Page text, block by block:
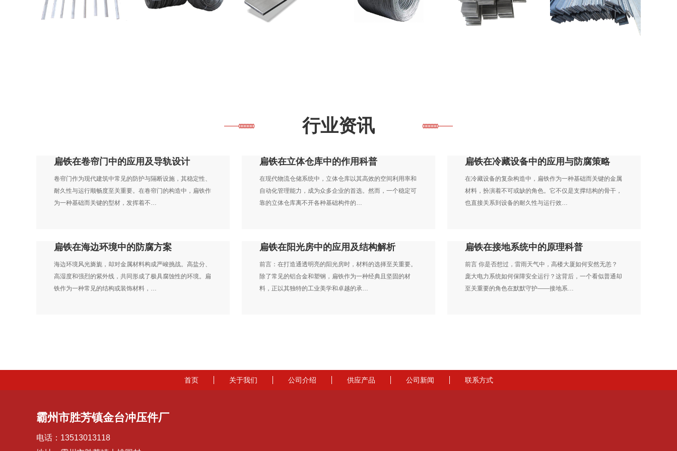
行业资讯
扁铁在卷帘门中的应用及导轨设计
卷帘门作为现代建筑中常见的防护与隔断设施，其稳定性、
耐久性与运行顺畅度至关重要。在卷帘门的构造中，扁铁作
为一种基础而关键的型材，发挥着不…
扁铁在立体仓库中的作用科普
在现代物流仓储系统中，立体仓库以其高效的空间利用率和
自动化管理能力，成为众多企业的首选。然而，一个稳定可
靠的立体仓库离不开各种基础构件的…
扁铁在冷藏设备中的应用与防腐策略
在冷藏设备的复杂构造中，扁铁作为一种基础而关键的金属
材料，扮演着不可或缺的角色。它不仅是支撑结构的骨干，
也直接关系到设备的耐久性与运行效…
扁铁在海边环境中的防腐方案
海边环境风光旖旎，却对金属材料构成严峻挑战。高盐分、
高湿度和强烈的紫外线，共同形成了极具腐蚀性的环境。扁
铁作为一种常见的结构或装饰材料，…
扁铁在阳光房中的应用及结构解析
前言：在打造通透明亮的阳光房时，材料的选择至关重要。
除了常见的铝合金和塑钢，扁铁作为一种经典且坚固的材
料，正以其独特的工业美学和卓越的承…
扁铁在接地系统中的原理科普
前言 你是否想过，雷雨天气中，高楼大厦如何安然无恙？
庞大电力系统如何保障安全运行？这背后，一个看似普通却
至关重要的角色在默默守护——接地系…
首页 关于我们 公司介绍 供应产品 公司新闻 联系方式
霸州市胜芳镇金台冲压件厂
电话：13513013118